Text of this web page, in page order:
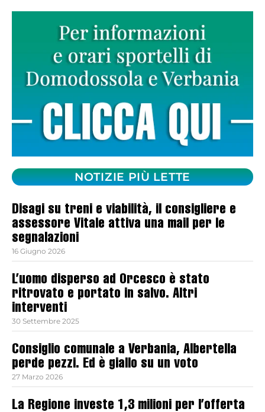
NOTIZIE PIÙ LETTE
Disagi su treni e viabilità, il consigliere e
assessore Vitale attiva una mail per le
segnalazioni
16 Giugno 2026
L’uomo disperso ad Orcesco è stato
ritrovato e portato in salvo. Altri
interventi
30 Settembre 2025
Consiglio comunale a Verbania, Albertella
perde pezzi. Ed è giallo su un voto
27 Marzo 2026
La Regione investe 1,3 milioni per l’offerta